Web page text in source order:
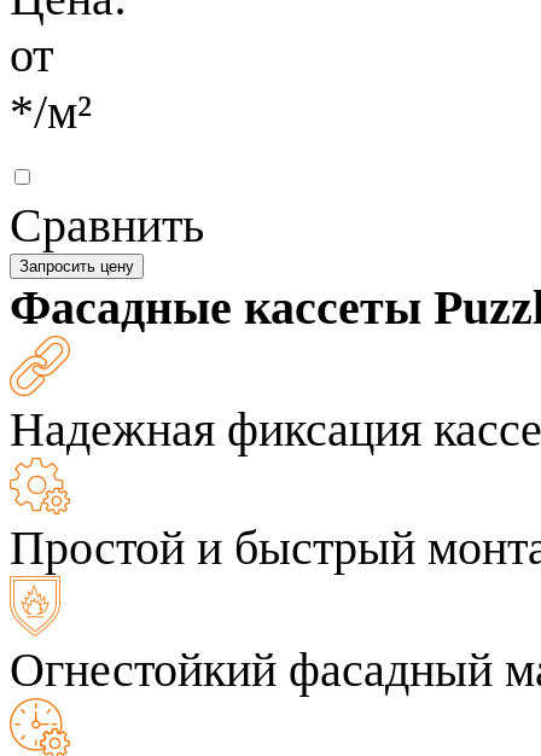
от
*/м²
Сравнить
Запросить цену
Фасадные кассеты
Надежная фиксация
Простой и быстрый
Огнестойкий фасадный